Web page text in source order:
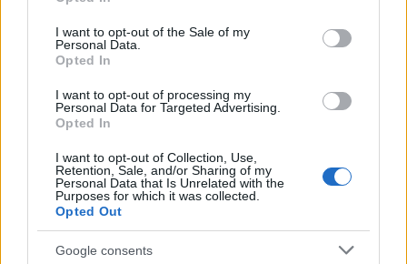
use your data for below specified purposes in below Google
consent section.
I want to opt-out of the Sale of my
Personal Data.
Opted In
I want to opt-out of processing my
Personal Data for Targeted Advertising.
Opted In
I want to opt-out of Collection, Use,
Retention, Sale, and/or Sharing of my
Personal Data that Is Unrelated with the
Purposes for which it was collected.
Opted Out
Google consents
Celta Vigo
18h00
Atletico
Madrid
Domingo 03 de enero de 2027
Rayo
Vallecano
LIGA
15h00
Atletico
Madrid
Domingo 10 de enero de 2027